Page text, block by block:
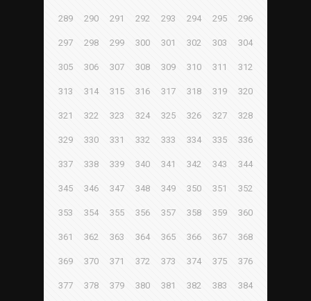
289 290 291 292 293 294 295 296
297 298 299 300 301 302 303 304
305 306 307 308 309 310 311 312
313 314 315 316 317 318 319 320
321 322 323 324 325 326 327 328
329 330 331 332 333 334 335 336
337 338 339 340 341 342 343 344
345 346 347 348 349 350 351 352
353 354 355 356 357 358 359 360
361 362 363 364 365 366 367 368
369 370 371 372 373 374 375 376
377 378 379 380 381 382 383 384